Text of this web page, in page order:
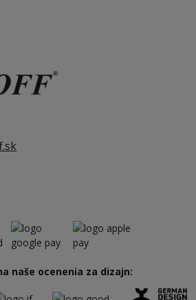
naše ocenenia za dizajn: